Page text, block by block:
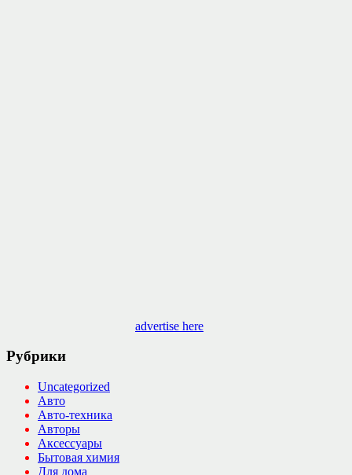
advertise here
Рубрики
Uncategorized
Авто
Авто-техника
Авторы
Аксессуары
Бытовая химия
Для дома